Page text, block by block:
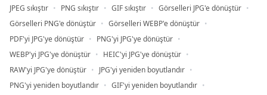
JPEG sıkıştır
PNG sıkıştır GIF sıkıştır
Görselleri JPG'e dönüştür
Görselleri PNG'e dönüştür
Görselleri WEBP'e dönüştür
PDF'yi JPG'ye dönüştür
PNG'yi JPG'ye dönüştür
WEBP'yi JPG'ye dönüştür
HEIC'yi JPG'ye dönüştür
RAW'yi JPG'ye dönüştür
JPG'yi yeniden boyutlandır
PNG'yi yeniden boyutlandır
GIF'yi yeniden boyutlandır